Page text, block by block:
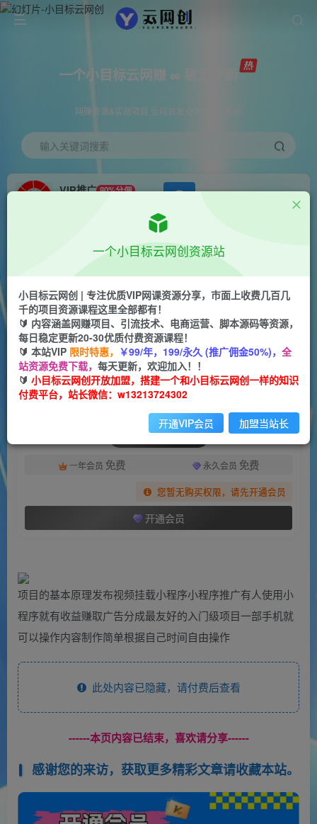
一个小目标云网赚 ∞ 稳定更新
网赚资源&实战项目 全网首发全年365天更新
输入关键词搜索
VIP推广 80%分佣
会员专属 正文
（7008期）小程序变现快人一步，幻术省份图片
生成，月入10000+！
一个小目标云网创
2年前发布
关注 私信
836 158
此内容为付费阅读，请付费后查看
会员专属资源
一年会员 免费 永久会员 免费
您暂无购买权限，请先开通会员
开通会员
付费阅读
项目的基本原理发布视频挂载小程序小程序推广有人使用小
程序就有收益赚取广告分成最友好的入门级项目一部手机就
可以操作内容制作简单根据自己时间自由操作
此处内容已隐藏，请付费后查看
------本页内容已结束，喜欢请分享------
感谢您的来访，获取更多精彩文章请收藏本站。
一个小目标云网创资源站
小目标云网创 | 专注优质VIP网课资源分享，市面上收费几百几
千的项目资源课程这里全部都有！
🔰 内容涵盖网赚项目、引流技术、电商运营、脚本源码等资源，
每日稳定更新20-30优质付费资源课程！
🔰 本站VIP 限时特惠， ￥99/年，199/永久 (推广佣金50%)， 全
站资源免费下载， 每天更新，欢迎加入！！
🔰 小目标云网创开放加盟，搭建一个和小目标云网创一样的知识
付费平台，站长微信：w13213724302
开通VIP会员 加盟当站长